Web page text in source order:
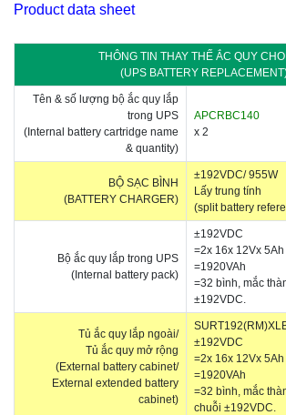
Product data sheet
THÔNG TIN THAY THẾ ẮC QUY
(UPS BATTERY
Tên & số lượng bộ ắc quy lắp
trong UPS
(Internal battery cartridge name
& quantity)
APCRBC140
x 2
BỘ SẠC BÌNH
(BATTERY CHARGER)
±192VDC/ 955W
Lấy trung tính
(split battery
Bộ ắc quy lắp trong UPS
(Internal battery pack)
±192VDC
=2x 16x 12Vx 5Ah
=1920VAh
=32 bình, mắc
±192VDC.
Tủ ắc quy lắp ngoài/
Tủ ắc quy mở rộng
(External battery cabinet/
External extended battery
cabinet)
±192VDC
=2x 16x 12Vx 5Ah
=1920VAh
=32 bình, mắc
chuỗi ±192VDC.